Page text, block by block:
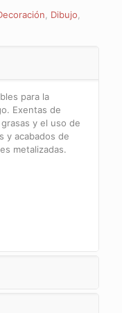
, Dibujo,
para la
Exentas de
y el uso de
y acabados de
metalizadas.